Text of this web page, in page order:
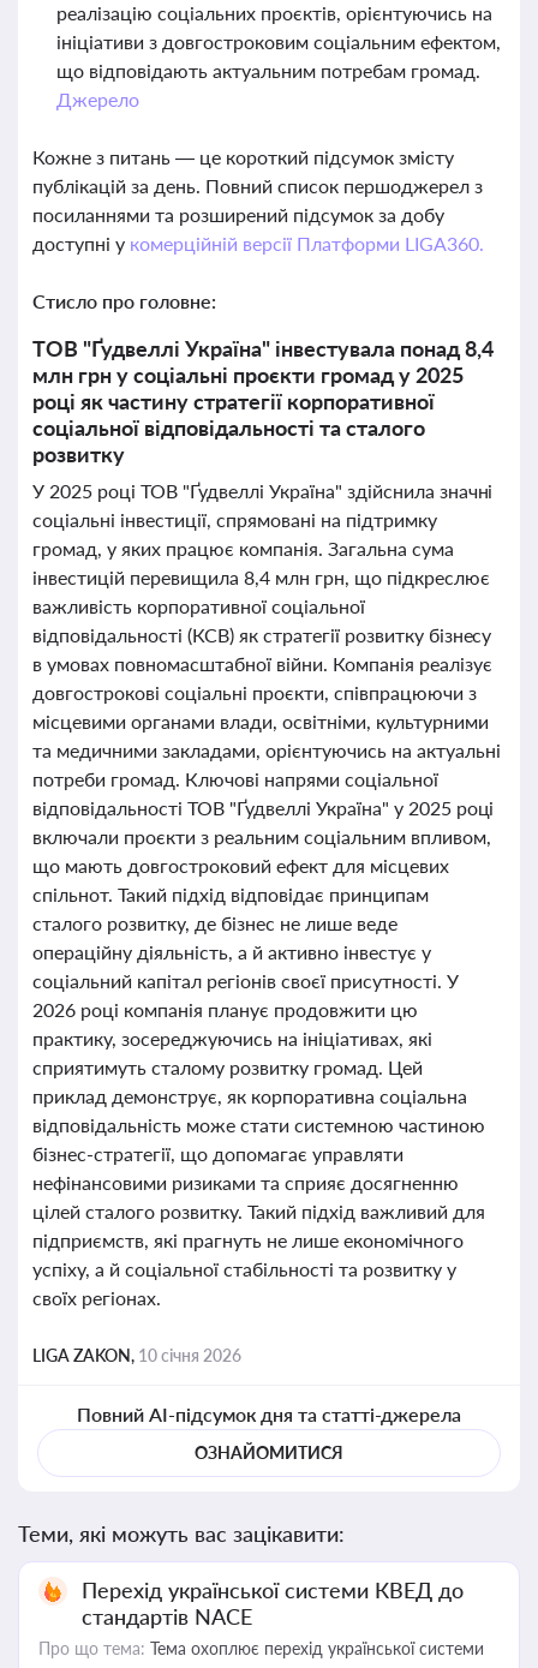
реалізацію соціальних проєктів, орієнтуючись на
ініціативи з довгостроковим соціальним ефектом,
що відповідають актуальним потребам громад.
Джерело
Кожне з питань — це короткий підсумок змісту
публікацій за день. Повний список першоджерел з
посиланнями та розширений підсумок за добу
доступні у комерційній версії Платформи LIGA360.
Стисло про головне:
ТОВ "Ґудвеллі Україна" інвестувала понад 8,4
млн грн у соціальні проєкти громад у 2025
році як частину стратегії корпоративної
соціальної відповідальності та сталого
розвитку
У 2025 році ТОВ "Ґудвеллі Україна" здійснила значні
соціальні інвестиції, спрямовані на підтримку
громад, у яких працює компанія. Загальна сума
інвестицій перевищила 8,4 млн грн, що підкреслює
важливість корпоративної соціальної
відповідальності (КСВ) як стратегії розвитку бізнесу
в умовах повномасштабної війни. Компанія реалізує
довгострокові соціальні проєкти, співпрацюючи з
місцевими органами влади, освітніми, культурними
та медичними закладами, орієнтуючись на актуальні
потреби громад. Ключові напрями соціальної
відповідальності ТОВ "Ґудвеллі Україна" у 2025 році
включали проєкти з реальним соціальним впливом,
що мають довгостроковий ефект для місцевих
спільнот. Такий підхід відповідає принципам
сталого розвитку, де бізнес не лише веде
операційну діяльність, а й активно інвестує у
соціальний капітал регіонів своєї присутності. У
2026 році компанія планує продовжити цю
практику, зосереджуючись на ініціативах, які
сприятимуть сталому розвитку громад. Цей
приклад демонструє, як корпоративна соціальна
відповідальність може стати системною частиною
бізнес-стратегії, що допомагає управляти
нефінансовими ризиками та сприяє досягненню
цілей сталого розвитку. Такий підхід важливий для
підприємств, які прагнуть не лише економічного
успіху, а й соціальної стабільності та розвитку у
своїх регіонах.
LIGA ZAKON, 10 січня 2026
Повний AI-підсумок дня та статті-джерела
ОЗНАЙОМИТИСЯ
Теми, які можуть вас зацікавити:
Перехід української системи КВЕД до
стандартів NACE
Про що тема: Тема охоплює перехід української системи